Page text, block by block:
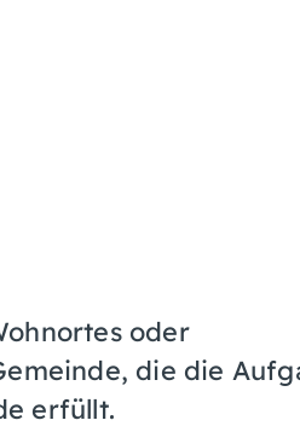
oder
die die
erfüllt.